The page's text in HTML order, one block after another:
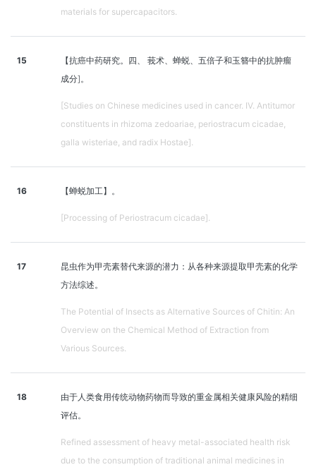
materials for supercapacitors.
15
【抗癌中药研究。四、 莪术、蝉蜕、五倍子和玉簪中的抗肿瘤
成分]。
[Studies on Chinese medicines used in cancer. IV. Antitumor
constituents in rhizoma zedoariae, periostracum cicadae,
galla wisteriae, and radix Hostae].
16 【蝉蜕加工】。
[Processing of Periostracum cicadae].
17
昆虫作为甲壳素替代来源的潜力：从各种来源提取甲壳素的化学
方法综述。
The Potential of Insects as Alternative Sources of Chitin: An
Overview on the Chemical Method of Extraction from
Various Sources.
18
由于人类食用传统动物药物而导致的重金属相关健康风险的精细
评估。
Refined assessment of heavy metal-associated health risk
due to the consumption of traditional animal medicines in